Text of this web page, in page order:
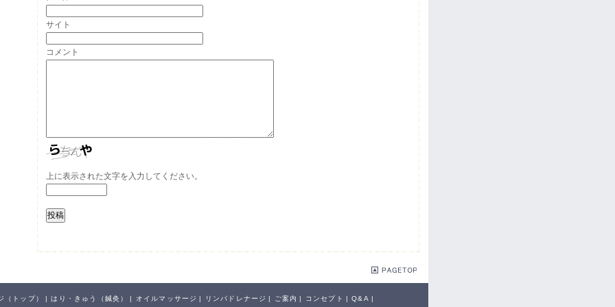
サイト
上に表示された文字を入力してください。
コメント
（トップ） | はり・きゅう（鍼灸） | オイルマッサージ | リンパドレナージ | ご案内 | コンセプト | Q&A |